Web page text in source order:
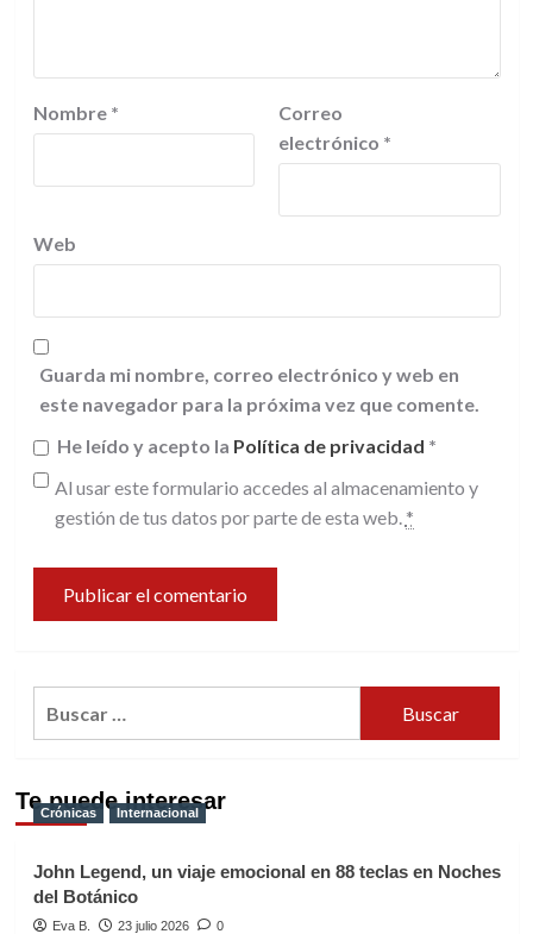
Nombre *
Correo
electrónico *
Web
Guarda mi nombre, correo electrónico y web en
este navegador para la próxima vez que comente.
He leído y acepto la Política de privacidad *
Al usar este formulario accedes al almacenamiento y
gestión de tus datos por parte de esta web. *
Te puede interesar
Crónicas Internacional
John Legend, un viaje emocional en 88 teclas en Noches
del Botánico
Eva B. 23 julio 2026 0